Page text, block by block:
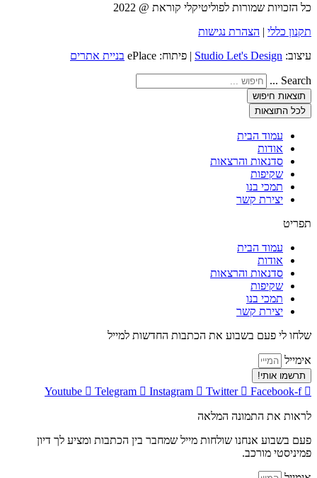
כל הזכויות שמורות לפוליטיקלי קוראת @ 2022
תקנון כללי | הצהרת נגישות
עיצוב: Studio Let's Design | פיתוח: ePlace בניית אתרים
Search ...
תוצאות חיפוש
לכל התוצאות
עמוד הבית
אודות
סדנאות והרצאות
שקיפות
תמכי בנו
יצירת קשר
תפריט
עמוד הבית
אודות
סדנאות והרצאות
שקיפות
תמכי בנו
יצירת קשר
שלחו לי פעם בשבוע את הכתבות החדשות למייל
אימייל
תרשמו אותי!
Youtube Telegram Instagram Twitter Facebook-f
לראות את התמונה המלאה
פעם בשבוע אנחנו שולחות מייל שמחבר בין הכתבות ומציע לך דיון
פמיניסטי מורכב.